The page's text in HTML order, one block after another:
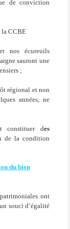
de conviction
la CCBE
nos écureuils
sauront une
;
régional et non
années, ne
constituer des
de la condition
du bien
ont
souci d’égalité